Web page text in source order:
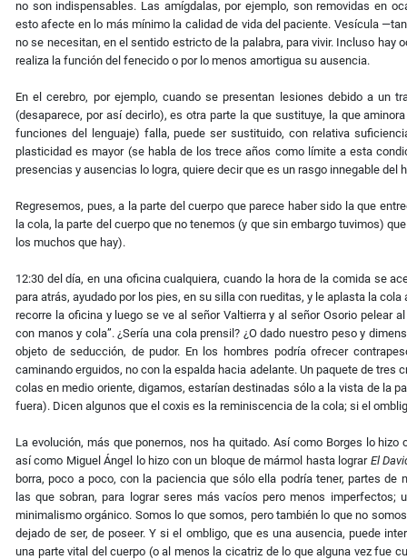
no son indispensables. Las amígdalas, por ejemplo, son removidas en
esto afecte en lo más mínimo la calidad de vida del paciente. Vesícula
no se necesitan, en el sentido estricto de la palabra, para vivir. Incluso hay
realiza la función del fenecido o por lo menos amortigua su ausencia.
En el cerebro, por ejemplo, cuando se presentan lesiones debido a un
(desaparece, por así decirlo), es otra parte la que sustituye, la que
funciones del lenguaje) falla, puede ser sustituido, con relativa
plasticidad es mayor (se habla de los trece años como límite a esta
presencias y ausencias lo logra, quiere decir que es un rasgo innegable del
Regresemos, pues, a la parte del cuerpo que parece haber sido la que
la cola, la parte del cuerpo que no tenemos (y que sin embargo tuvimos)
los muchos que hay).
12:30 del día, en una oficina cualquiera, cuando la hora de la comida se
para atrás, ayudado por los pies, en su silla con rueditas, y le aplasta la
recorre la oficina y luego se ve al señor Valtierra y al señor Osorio pelear
con manos y cola”. ¿Sería una cola prensil? ¿O dado nuestro peso y
objeto de seducción, de pudor. En los hombres podría ofrecer
caminando erguidos, no con la espalda hacia adelante. Un paquete de tres
colas en medio oriente, digamos, estarían destinadas sólo a la vista de la
fuera). Dicen algunos que el coxis es la reminiscencia de la cola; si el
La evolución, más que ponernos, nos ha quitado. Así como Borges lo hizo
así como Miguel Ángel lo hizo con un bloque de mármol hasta lograr El
borra, poco a poco, con la paciencia que sólo ella podría tener, partes de
las que sobran, para lograr seres más vacíos pero menos imperfectos;
minimalismo orgánico. Somos lo que somos, pero también lo que no
dejado de ser, de poseer. Y si el ombligo, que es una ausencia, puede
una parte vital del cuerpo (o al menos la cicatriz de lo que alguna vez fue